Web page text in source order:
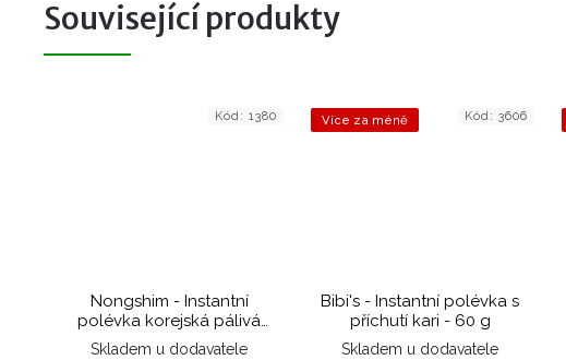
Související produkty
Nongshim - Instantní
polévka korejská pálivá
Kimchi - 75 g
Skladem u dodavatele
Kód: 1380 Více za méně
Bibi's - Instantní polévka s
příchutí kari - 60 g
Skladem u dodavatele
Kód: 3606